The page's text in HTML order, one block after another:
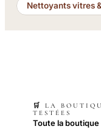
Nettoyants vitres
🛒 LA
TESTÉES
Toute la